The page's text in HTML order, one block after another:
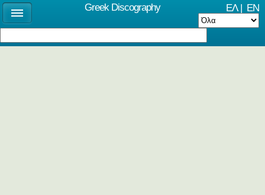
ΕΛ| EN
Greek Discography